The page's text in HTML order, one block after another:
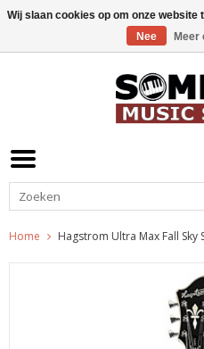
Home Hagstrom Ultra Max Fall Sky
Wij slaan cookies op om onze
Nee
Meer